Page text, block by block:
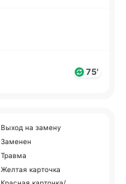
75'
Выход на замену
Заменен
Травма
Желтая карточка